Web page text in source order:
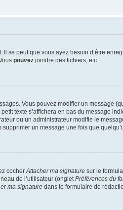
se peut que vous ayez besoin d’être
pouvez joindre des fichiers, etc.
Vous pouvez modifier un message
texte s’affichera en bas du message
ou un administrateur modifie le
un message une fois que
cocherAttacher ma signature sur le
de l’utilisateur (ongletPréférences du
ma signature dans le formulaire de